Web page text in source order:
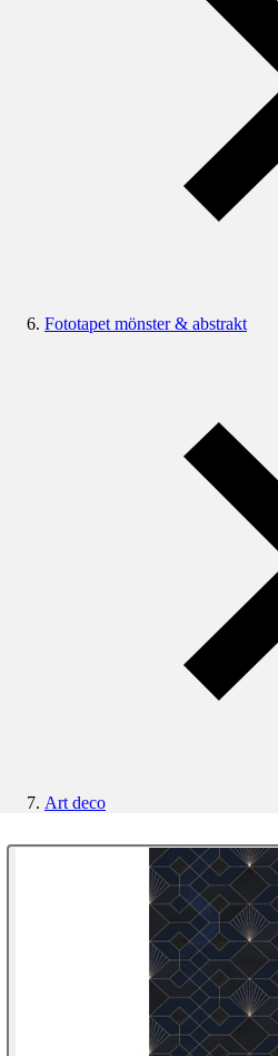
Fototapet mönster & abstrakt
Art deco